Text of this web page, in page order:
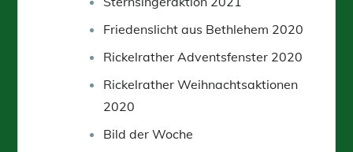
Friedenslicht aus Bethlehem 2020
Rickelrather Adventsfenster 2020
Rickelrather Weihnachtsaktionen
2020
Bild der Woche